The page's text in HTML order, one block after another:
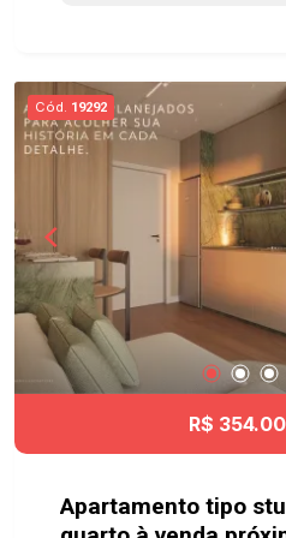
Localizado no novo e
Caçapava, o Santa
Dutra e a Rodovia
próximo à clínica médica,
de gasolina. Ainda, conta
lojas para sua comodidade. Agende já sua visita!!
#imobiliaria
#terrenovendaCaçapava
Cód. 19292
R$
Apartamento tipo